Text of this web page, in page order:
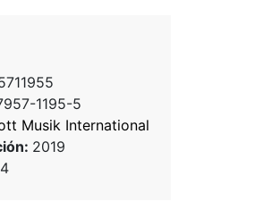
1195-5
Musik International
2019